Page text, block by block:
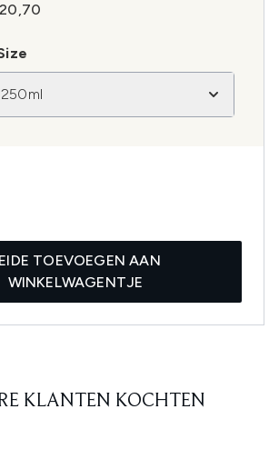
250ml
TOEVOEGEN AAN
WINKELWAGENTJE
KLANTEN KOCHTEN